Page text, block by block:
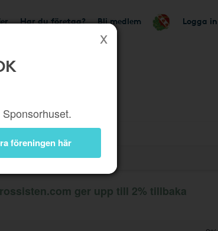
Har du företag? Bli medlem Logga in
föreningen här
ger upp till 2% tillbaka